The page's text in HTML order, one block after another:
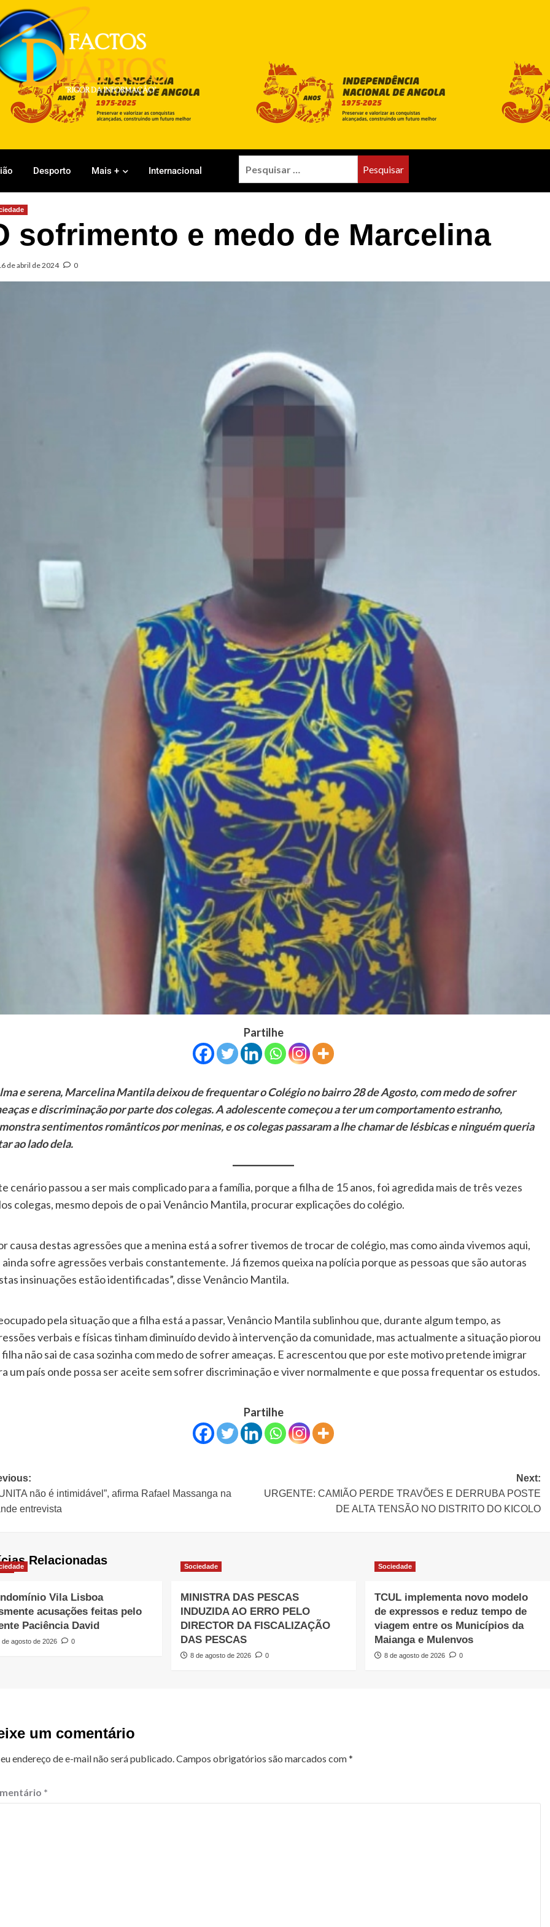
Desporto Mais + Internacional
sofrimento e medo de Marcelina
de abril de 2024 0
Partilhe
e serena, Marcelina Mantila deixou de frequentar o Colégio no bairro 28 de Agosto, com medo de sofrer
e discriminação por parte dos colegas. A adolescente começou a ter um comportamento estranho,
sentimentos românticos por meninas, e os colegas passaram a lhe chamar de lésbicas e ninguém queria
ao lado dela.
cenário passou a ser mais complicado para a família, porque a filha de 15 anos, foi agredida mais de três vezes
colegas, mesmo depois de o pai Venâncio Mantila, procurar explicações do colégio.
causa destas agressões que a menina está a sofrer tivemos de trocar de colégio, mas como ainda vivemos aqui,
ainda sofre agressões verbais constantemente. Já fizemos queixa na polícia porque as pessoas que são autoras
insinuações estão identificadas”, disse Venâncio Mantila.
pela situação que a filha está a passar, Venâncio Mantila sublinhou que, durante algum tempo, as
verbais e físicas tinham diminuído devido à intervenção da comunidade, mas actualmente a situação piorou
filha não sai de casa sozinha com medo de sofrer ameaças. E acrescentou que por este motivo pretende imigrar
um país onde possa ser aceite sem sofrer discriminação e viver normalmente e que possa frequentar os estudos.
Partilhe
não é intimidável”, afirma Rafael Massanga na
entrevista
Next:
URGENTE: CAMIÃO PERDE TRAVÕES E DERRUBA POSTE
DE ALTA TENSÃO NO DISTRITO DO KICOLO
Relacionadas
Vila Lisboa
acusações feitas pelo
Paciência David
de agosto de 2026 0
Sociedade
MINISTRA DAS PESCAS
INDUZIDA AO ERRO PELO
DIRECTOR DA FISCALIZAÇÃO
DAS PESCAS
8 de agosto de 2026 0
Sociedade
TCUL implementa novo modelo
de expressos e reduz tempo de
viagem entre os Municípios da
Maianga e Mulenvos
8 de agosto de 2026 0
um comentário
endereço de e-mail não será publicado. Campos obrigatórios são marcados com*
*